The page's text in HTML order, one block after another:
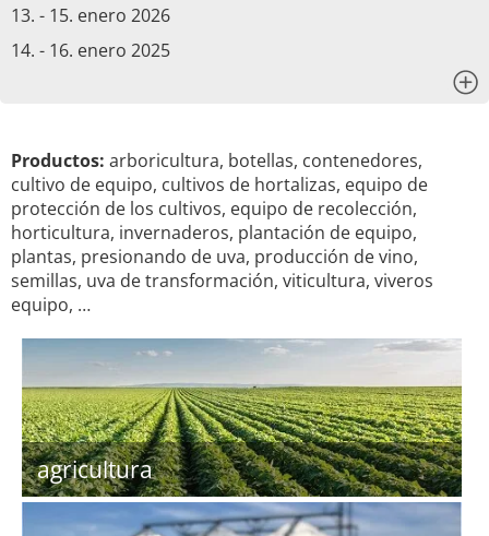
13. - 15. enero 2026
14. - 16. enero 2025
Productos: arboricultura, botellas, contenedores,
cultivo de equipo, cultivos de hortalizas, equipo de
protección de los cultivos, equipo de recolección,
horticultura, invernaderos, plantación de equipo,
plantas, presionando de uva, producción de vino,
semillas, uva de transformación, viticultura, viveros
equipo, …
agricultura